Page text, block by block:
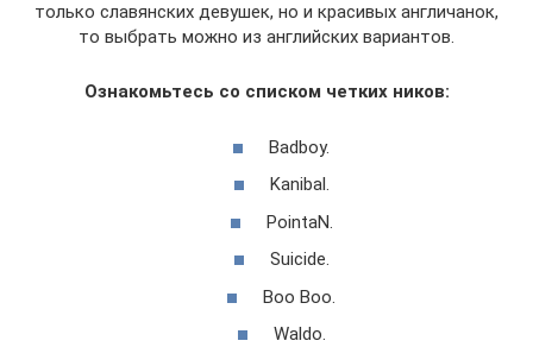
только славянских девушек, но и красивых англичанок,
то выбрать можно из английских вариантов.
Ознакомьтесь со списком четких ников:
Badboy.
Kanibal.
PointaN.
Suicide.
Boo Boo.
Waldo.